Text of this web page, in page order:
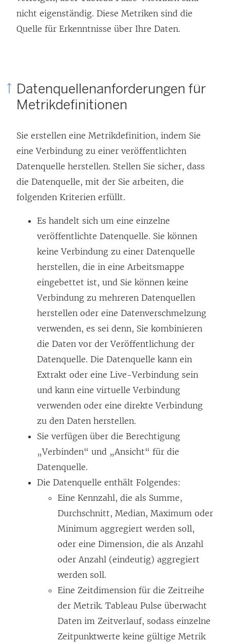
nicht eigenständig. Diese Metriken sind die
Quelle für Erkenntnisse über Ihre Daten.
Datenquellenanforderungen für
Metrikdefinitionen
Sie erstellen eine Metrikdefinition, indem Sie
eine Verbindung zu einer veröffentlichten
Datenquelle herstellen. Stellen Sie sicher, dass
die Datenquelle, mit der Sie arbeiten, die
folgenden Kriterien erfüllt.
Es handelt sich um eine einzelne
veröffentlichte Datenquelle. Sie können
keine Verbindung zu einer Datenquelle
herstellen, die in eine Arbeitsmappe
eingebettet ist, und Sie können keine
Verbindung zu mehreren Datenquellen
herstellen oder eine Datenverschmelzung
verwenden, es sei denn, Sie kombinieren
die Daten vor der Veröffentlichung der
Datenquelle. Die Datenquelle kann ein
Extrakt oder eine Live-Verbindung sein
und kann eine virtuelle Verbindung
verwenden oder eine direkte Verbindung
zu den Daten herstellen.
Sie verfügen über die Berechtigung
„Verbinden“ und „Ansicht“ für die
Datenquelle.
Die Datenquelle enthält Folgendes:
Eine Kennzahl, die als Summe,
Durchschnitt, Median, Maximum oder
Minimum aggregiert werden soll,
oder eine Dimension, die als Anzahl
oder Anzahl (eindeutig) aggregiert
werden soll.
Eine Zeitdimension für die Zeitreihe
der Metrik. Tableau Pulse überwacht
Daten im Zeitverlauf, sodass einzelne
Zeitpunktwerte keine gültige Metrik